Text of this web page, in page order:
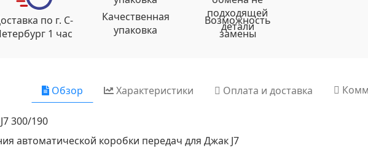
по г. С-
1 час
Качественная
упаковка
Возможность
замены
Обзор Характеристики Оплата и доставка
300/190
автоматической коробки передач для Джак J7